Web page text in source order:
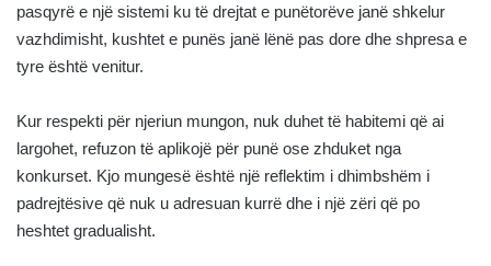
pasqyrë e një sistemi ku të drejtat e punëtorëve janë shkelur
vazhdimisht, kushtet e punës janë lënë pas dore dhe shpresa e
tyre është venitur.
Kur respekti për njeriun mungon, nuk duhet të habitemi që ai
largohet, refuzon të aplikojë për punë ose zhduket nga
konkurset. Kjo mungesë është një reflektim i dhimbshëm i
padrejtësive që nuk u adresuan kurrë dhe i një zëri që po
heshtet gradualisht.